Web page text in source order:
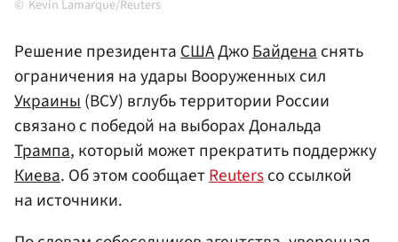
Kevin Lamarque/Reuters
Решение президентаСШАДжоБайденаснять
ограничения на удары Вооруженных сил
Украины(ВСУ) вглубь территории России
связано с победой на выборах Дональда
Трампа, который может прекратить поддержку
Киева. Об этом сообщаетReutersсо ссылкой
на источники.